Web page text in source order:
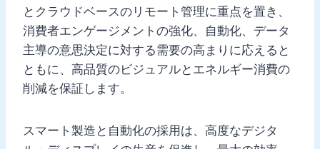
とクラウドベースのリモート管理に重点を置き、
消費者エンゲージメントの強化、自動化、データ
主導の意思決定に対する需要の高まりに応えると
ともに、高品質のビジュアルとエネルギー消費の
削減を保証します。
スマート製造と自動化の採用は、高度なデジタ